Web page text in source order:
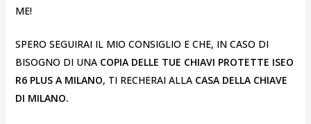
ME!
SPERO SEGUIRAI IL MIO CONSIGLIO E CHE, IN CASO DI
BISOGNO DI UNA COPIA DELLE TUE CHIAVI PROTETTE ISEO
R6 PLUS A MILANO, TI RECHERAI ALLACASA DELLA CHIAVE
DI MILANO.